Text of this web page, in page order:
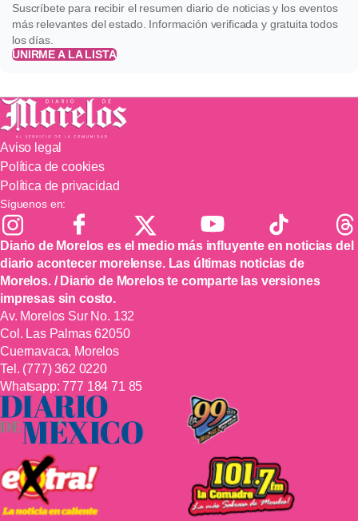
Suscríbete para recibir el resumen diario de noticias y los eventos
más relevantes del estado. Información verificada y gratuita todos
los días.
UNIRME A LA LISTA
Aviso legal
Política de cookies
Política de privacidad
Síguenos en:
Diario de Morelos es el medio más influyente en noticias del
diario acontecer morelense. Las últimas noticias de
Morelos. / Diario de Morelos te comparte las versiones
impresas sin costo.
Av. Morelos Sur No. 132
Col. Las Palmas 62050
Cuernavaca, Morelos
Tel. (777) 362 0220
Whatsapp:777 184 71 85